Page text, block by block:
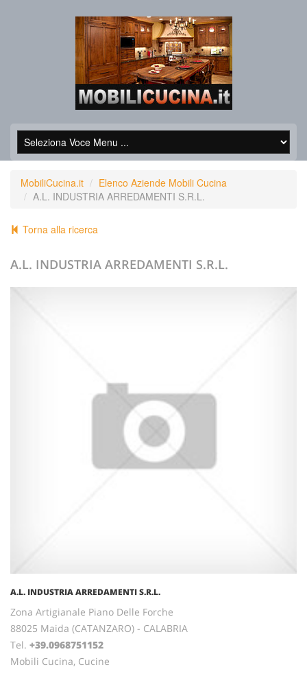
MobiliCucina.it
Elenco Aziende Mobili Cucina
A.L. INDUSTRIA ARREDAMENTI S.R.L.
Torna alla ricerca
A.L. INDUSTRIA ARREDAMENTI S.R.L.
A.L. INDUSTRIA ARREDAMENTI S.R.L.
Zona Artigianale Piano Delle Forche
88025 Maida (CATANZARO) - CALABRIA
Tel. +39.0968751152
Mobili Cucina, Cucine